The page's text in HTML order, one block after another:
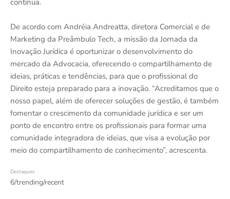
contínua.
De acordo com Andréia Andreatta, diretora Comercial e de
Marketing da Preâmbulo Tech, a missão da Jornada da
Inovação Jurídica é oportunizar o desenvolvimento do
mercado da Advocacia, oferecendo o compartilhamento de
ideias, práticas e tendências, para que o profissional do
Direito esteja preparado para a inovação. “Acreditamos que o
nosso papel, além de oferecer soluções de gestão, é também
fomentar o crescimento da comunidade jurídica e ser um
ponto de encontro entre os profissionais para formar uma
comunidade integradora de ideias, que visa a evolução por
meio do compartilhamento de conhecimento”, acrescenta.
Destaques
6/trending/recent